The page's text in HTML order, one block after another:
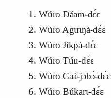
Wúro Ɖáam-dɛ́ɛ
Wúro Agɩrɩŋá-dɛ́ɛ
Wúro Jíkpá-dɛ́ɛ
Wúro Túu-dɛ́ɛ
Wúro Caá-jɔbɔ́-dɛ́ɛ
Wúro Búkarɩ-dɛ́ɛ